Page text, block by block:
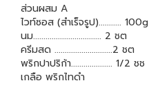
ส่วนผสม A
ไวท์ซอส (สำเร็จรูป)........... 100g
นม................................. 2 ชต
ครีมสด ............................2 ชต
พริกปาปริก้า.................... 1/2 ชช
เกลือ พริกไทดำ